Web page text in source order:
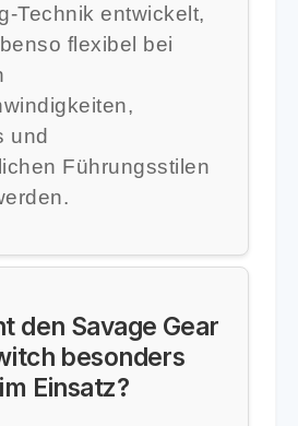
Technik entwickelt,
flexibel bei
und
Führungsstilen
den Savage Gear
besonders
Einsatz?